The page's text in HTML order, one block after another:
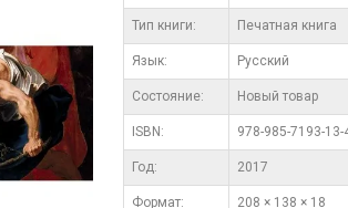
Тип книги: Печатная книга
Язык: Русский
Состояние: Новый товар
ISBN: 978-985-7193-13-
Год: 2017
Формат: 208 × 138 × 18